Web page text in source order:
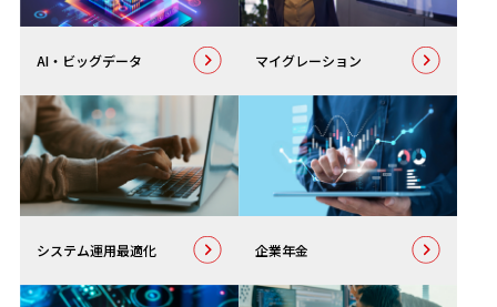
AI・ ビッグデータ マイグレーション
システム運用最適化 企業年金